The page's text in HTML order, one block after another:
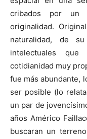
cribados por un
originalidad.
naturalidad, de
intelectuales
cotidianidad muy
fue más abundante,
ser posible (lo
un par de
años Américo
buscaran un